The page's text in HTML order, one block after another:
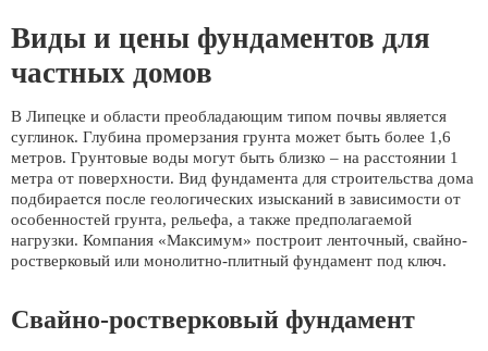
Виды и цены фундаментов для
частных домов
В Липецке и области преобладающим типом почвы является
суглинок. Глубина промерзания грунта может быть более 1,6
метров. Грунтовые воды могут быть близко – на расстоянии 1
метра от поверхности. Вид фундамента для строительства дома
подбирается после геологических изысканий в зависимости от
особенностей грунта, рельефа, а также предполагаемой
нагрузки. Компания «Максимум» построит ленточный, свайно-
ростверковый или монолитно-плитный фундамент под ключ.
Свайно-ростверковый фундамент